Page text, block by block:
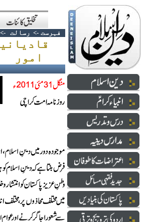
فہرست -> رسالت ->